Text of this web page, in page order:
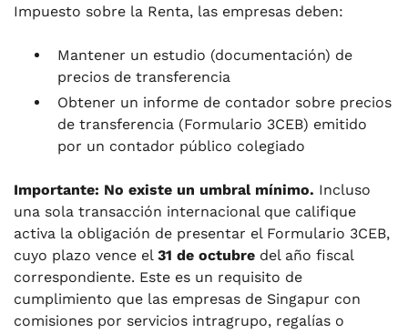
Impuesto sobre la Renta, las empresas deben:
Mantener un estudio (documentación) de
precios de transferencia
Obtener un informe de contador sobre precios
de transferencia (Formulario 3CEB) emitido
por un contador público colegiado
Importante: No existe un umbral mínimo. Incluso
una sola transacción internacional que califique
activa la obligación de presentar el Formulario 3CEB,
cuyo plazo vence el 31 de octubre del año fiscal
correspondiente. Este es un requisito de
cumplimiento que las empresas de Singapur con
comisiones por servicios intragrupo, regalías o